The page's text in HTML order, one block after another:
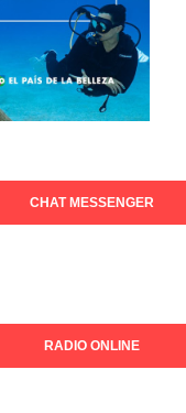
CHAT MESSENGER
RADIO ONLINE